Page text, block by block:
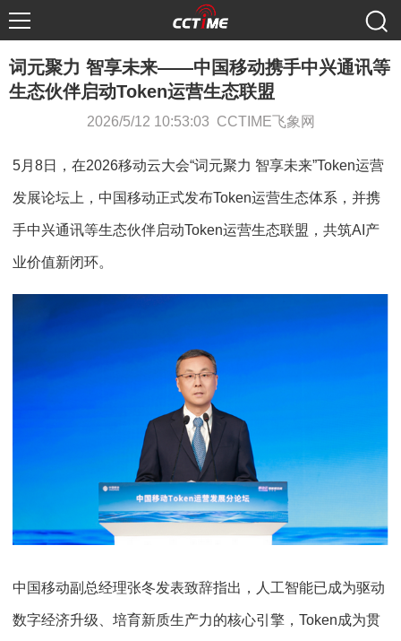
词元聚力 智享未来——中国移动携手中兴通讯等
生态伙伴启动Token运营生态联盟
2026/5/12 10:53:03 CCTIME飞象网
5月8日，在2026移动云大会“词元聚力 智享未来”Token运营
发展论坛上，中国移动正式发布Token运营生态体系，并携
手中兴通讯等生态伙伴启动Token运营生态联盟，共筑AI产
业价值新闭环。
中国移动副总经理张冬发表致辞指出，人工智能已成为驱动
数字经济升级、培育新质生产力的核心引擎，Token成为贯